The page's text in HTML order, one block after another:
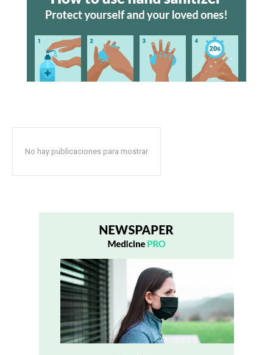
No hay publicaciones para mostrar